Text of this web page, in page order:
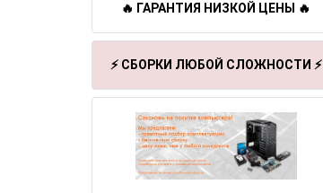
🔥 ГАРАНТИЯ НИЗКОЙ ЦЕНЫ 🔥
⚡ СБОРКИ ЛЮБОЙ СЛОЖНОСТИ ⚡